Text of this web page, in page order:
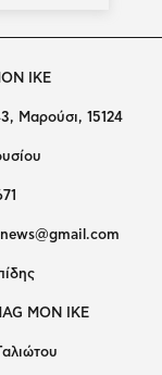
IKE
Μαρούσι, 15124
ΜΟΝ ΙΚΕ